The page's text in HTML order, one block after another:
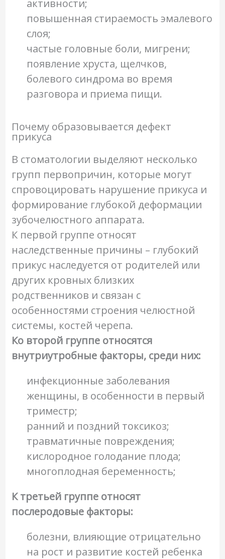
активности;
повышенная стираемость эмалевого
слоя;
частые головные боли, мигрени;
появление хруста, щелчков,
болевого синдрома во время
разговора и приема пищи.
Почему образовывается дефект
прикуса
В стоматологии выделяют несколько
групп первопричин, которые могут
спровоцировать нарушение прикуса и
формирование глубокой деформации
зубочелюстного аппарата.
К первой группе относят
наследственные причины – глубокий
прикус наследуется от родителей или
других кровных близких
родственников и связан с
особенностями строения челюстной
системы, костей черепа.
Ко второй группе относятся
внутриутробные факторы, среди них:
инфекционные заболевания
женщины, в особенности в первый
триместр;
ранний и поздний токсикоз;
травматичные повреждения;
кислородное голодание плода;
многоплодная беременность;
К третьей группе относят
послеродовые факторы:
болезни, влияющие отрицательно
на рост и развитие костей ребенка